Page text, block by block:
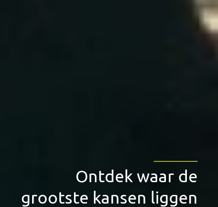
Ontdek waar de
grootste kansen liggen